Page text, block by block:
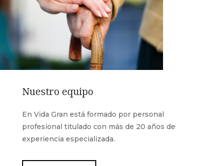
Nuestro equipo
En Vida Gran está formado por personal
profesional titulado con más de 20 años de
experiencia especializada.